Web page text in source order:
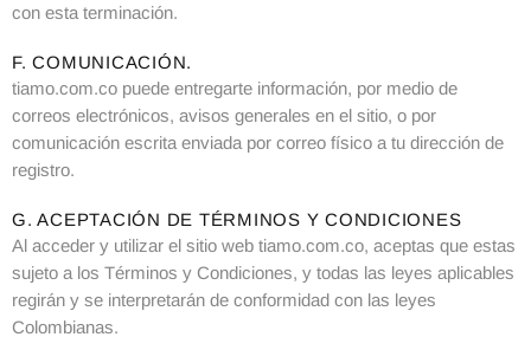
con esta terminación.
F. COMUNICACIÓN.
tiamo.com.co puede entregarte información, por medio de
correos electrónicos, avisos generales en el sitio, o por
comunicación escrita enviada por correo físico a tu dirección de
registro.
G. ACEPTACIÓN DE TÉRMINOS Y CONDICIONES
Al acceder y utilizar el sitio web tiamo.com.co, aceptas que estas
sujeto a los Términos y Condiciones, y todas las leyes aplicables
regirán y se interpretarán de conformidad con las leyes
Colombianas.